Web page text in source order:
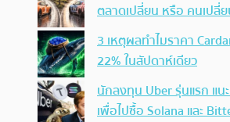
ตลาดเปลี่ยน หรือ คนเปลี่
3 เหตุผลทำไมราคา
22% ในสัปดาห์เดียว
นักลงทุน Uber รุ่นแรก แน
เพื่อไปซื้อ Solana และ